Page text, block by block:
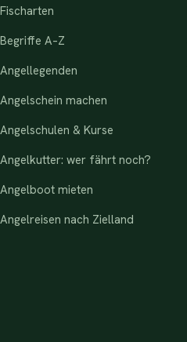
Fischarten
Begriffe A–Z
Angellegenden
Angelschein machen
Angelschulen & Kurse
Angelkutter: wer fährt noch?
Angelboot mieten
Angelreisen nach Zielland